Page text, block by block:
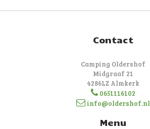
Contact
Camping Oldershof
Midgraaf 21
4286LZ Almkerk
0651116102
info@oldershof.nl
Menu